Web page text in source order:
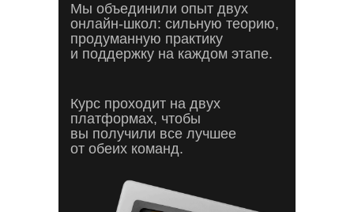
Мы объединили опыт двух
онлайн-школ: сильную теорию,
продуманную практику
и поддержку на каждом этапе.
Курс проходит на двух
платформах, чтобы
вы получили все лучшее
от обеих команд.